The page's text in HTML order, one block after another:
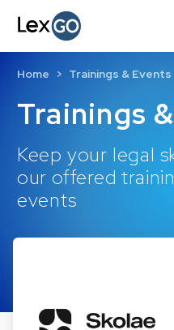
Trainings
Keep your legal
our offered
events
Home Trainings & Events